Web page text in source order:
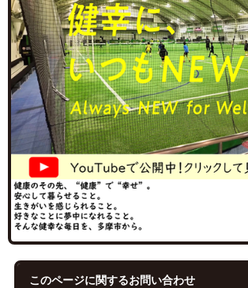
このページに関するお問い合わせ